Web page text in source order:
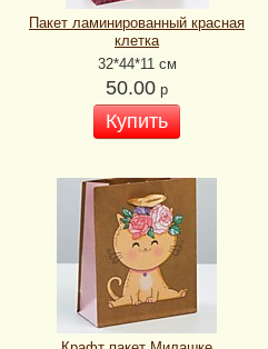
Пакет ламинированный красная
клетка
32*44*11 см
50.00 р
Купить